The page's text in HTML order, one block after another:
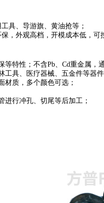
具、导游旗、黄油抢等；
，外观高档，开模成本低，可
特性；不含Pb、Cd重金属，
工具、医疗器械、五金件等器
材质，多个颜色可选；
进行冲孔、切尾等后加工；